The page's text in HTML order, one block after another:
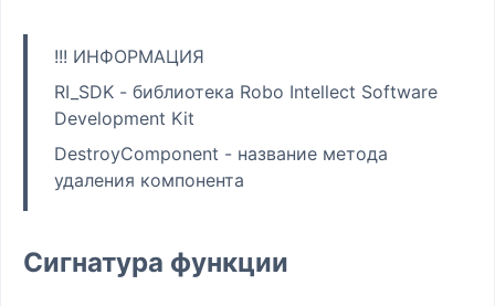
!!! ИНФОРМАЦИЯ
RI_SDK - библиотека Robo Intellect Software
Development Kit
DestroyComponent - название метода
удаления компонента
Сигнатура функции